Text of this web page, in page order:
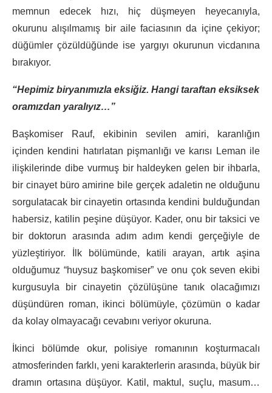
memnun edecek hızı, hiç düşmeyen heyecanıyla,
okurunu alışılmamış bir aile faciasının da içine çekiyor;
düğümler çözüldüğünde ise yargıyı okurunun vicdanına
bırakıyor.
“Hepimiz biryanımızla eksiğiz. Hangi taraftan eksiksek
oramızdan yaralıyız…”
Başkomiser Rauf, ekibinin sevilen amiri, karanlığın
içinden kendini hatırlatan pişmanlığı ve karısı Leman ile
ilişkilerinde dibe vurmuş bir haldeyken gelen bir ihbarla,
bir cinayet büro amirine bile gerçek adaletin ne olduğunu
sorgulatacak bir cinayetin ortasında kendini bulduğundan
habersiz, katilin peşine düşüyor. Kader, onu bir taksici ve
bir doktorun arasında adım adım kendi gerçeğiyle de
yüzleştiriyor. İlk bölümünde, katili arayan, artık aşina
olduğumuz “huysuz başkomiser” ve onu çok seven ekibi
kurgusuyla bir cinayetin çözülüşüne tanık olacağımızı
düşündüren roman, ikinci bölümüyle, çözümün o kadar
da kolay olmayacağı cevabını veriyor okuruna.
İkinci bölümde okur, polisiye romanının koşturmacalı
atmosferinden farklı, yeni karakterlerin arasında, büyük bir
dramın ortasına düşüyor. Katil, maktul, suçlu, masum…